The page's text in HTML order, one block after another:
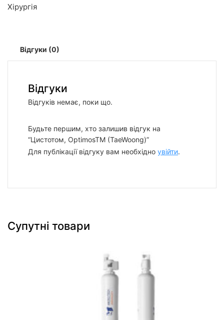
Хірургія
Відгуки (0)
Відгуки
Відгуків немає, поки що.
Будьте першим, хто залишив відгук на
“Цистотом, OptimosTM (TaeWoong)”
Для публікації відгуку вам необхідно увійти.
Супутні товари